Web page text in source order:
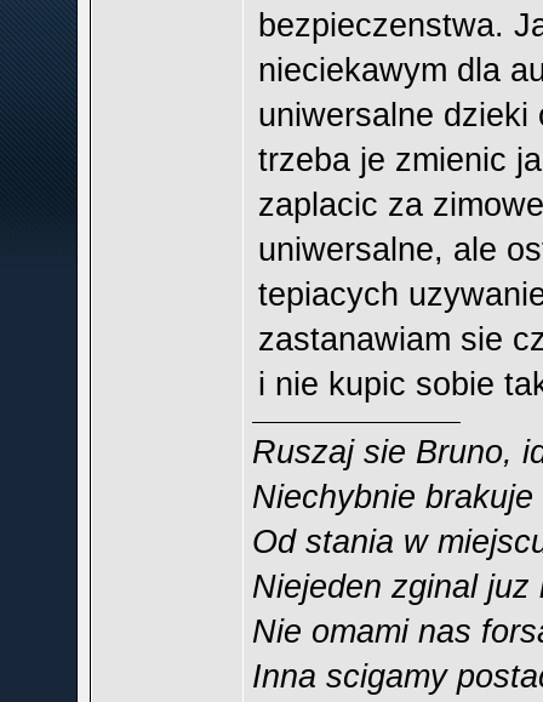
bezpieczenstwa.
nieciekawym dla
uniwersalne dzieki
trzeba je zmienic
zaplacic za
uniwersalne, ale
tepiacych
zastanawiam sie
i nie kupic sobie
Ruszaj sie Bruno,
Niechybnie
Od stania w
Niejeden zginal juz
Nie omami nas
Inna scigamy